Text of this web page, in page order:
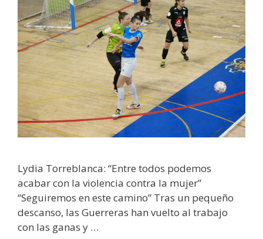
Lydia Torreblanca: “Entre todos podemos
acabar con la violencia contra la mujer”
“Seguiremos en este camino” Tras un pequeño
descanso, las Guerreras han vuelto al trabajo
con las ganas y …